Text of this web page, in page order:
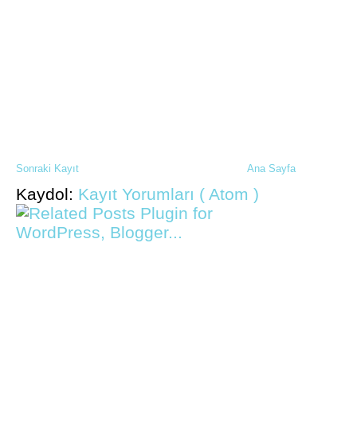
Sonraki Kayıt Ana Sayfa
Kaydol: Kayıt Yorumları ( Atom )